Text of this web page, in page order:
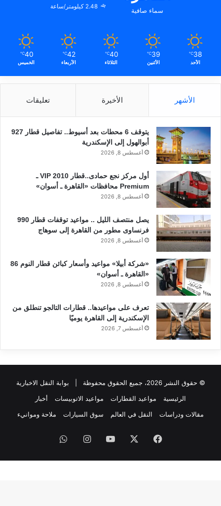
سماء صافية
2.48 كيلومتر/ساعة
38
℃
الأحد
39
℃
الأثنين
40
℃
الثلاثاء
42
℃
الأربعاء
40
℃
الخميس
الأشهر الأخيرة تعليقات
يتوقف 6 محطات بعد أسيوط.. تفاصيل قطار 927
أبوالهول إلى الإسكندرية
أغسطس 8, 2026
أول مركز نجع حمادى..قطار 2010 VIP ـ
Premium محافظات «القاهرة ـ أسوان»
أغسطس 8, 2026
يصل منتصف الليل .. مواعيد توقفات قطار 990
فرنساوى مطور من القاهرة إلى سوهاج
أغسطس 8, 2026
«شركة أبيلا» مواعيد وأسعار كبائن قطار النوم 86
«القاهرة ـ أسوان»
أغسطس 8, 2026
تعرف على مواعيدها.. قطارات التالجو تنطلق من
الإسكندرية إلى القاهرة يوميًا
أغسطس 7, 2026
© حقوق النشر 2026، جميع الحقوق محفوظة |
بوابة النقل الاخبارية
الرئيسية
مواعيد القطارات مواعيد الاتوبيسات
أخبار
مقالات ودراسات
النقل في العالم سوق السيارات ملاحة وموانيء
فيسبوك ‫YouTubeانستقرام